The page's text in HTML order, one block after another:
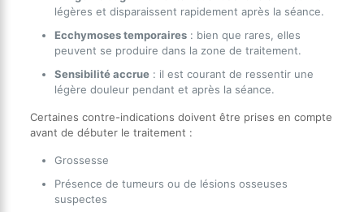
légères et disparaissent rapidement après la séance.
Ecchymoses temporaires: bien que rares, elles
peuvent se produire dans la zone de traitement.
Sensibilité accrue: il est courant de ressentir une
légère douleur pendant et après la séance.
Certaines contre-indications doivent être prises en compte
avant de débuter le traitement :
Grossesse
Présence de tumeurs ou de lésions osseuses
suspectes